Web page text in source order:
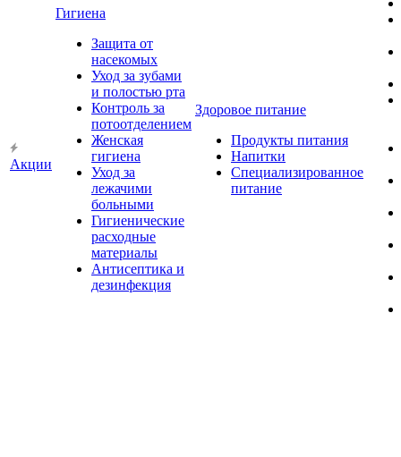
Акции
Гигиена
Защита от
насекомых
Уход за зубами
и полостью рта
Контроль за
потоотделением
Женская
гигиена
Уход за
лежачими
больными
Гигиенические
расходные
материалы
Антисептика и
дезинфекция
Здоровое питание
Продукты питания
Напитки
Специализированное
питание